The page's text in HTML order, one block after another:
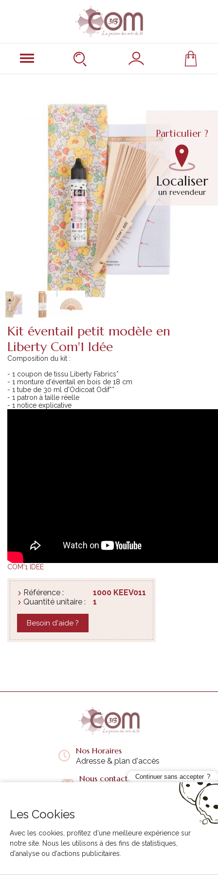
Particulier ?
Localiser
un revendeur
Kit éventail petit modèle en
Liberty Com'1 Idée
Composition du kit :
- 1 coupon de tissu Liberty Fabrics*
- 1 monture d'éventail en bois de 18 cm
- 1 tube de 30 ml d'Odicoat Odif**
- 1 patron à taille réelle
- 1 notice explicative
COM'1 IDEE
Référence :
1000 KEEV011
Quantité unitaire :
1
Besoin d'aide ?
Nos Horaires
Adresse & plan d'accès
Nous contacter
Liens utiles +
Continuer sans accepter
Les Cookies
Avec les cookies, profitez d'une meilleure expérience sur
notre site. Nous les utilisons à des fins de statistiques,
d'analyse ou d'actions publicitaires.